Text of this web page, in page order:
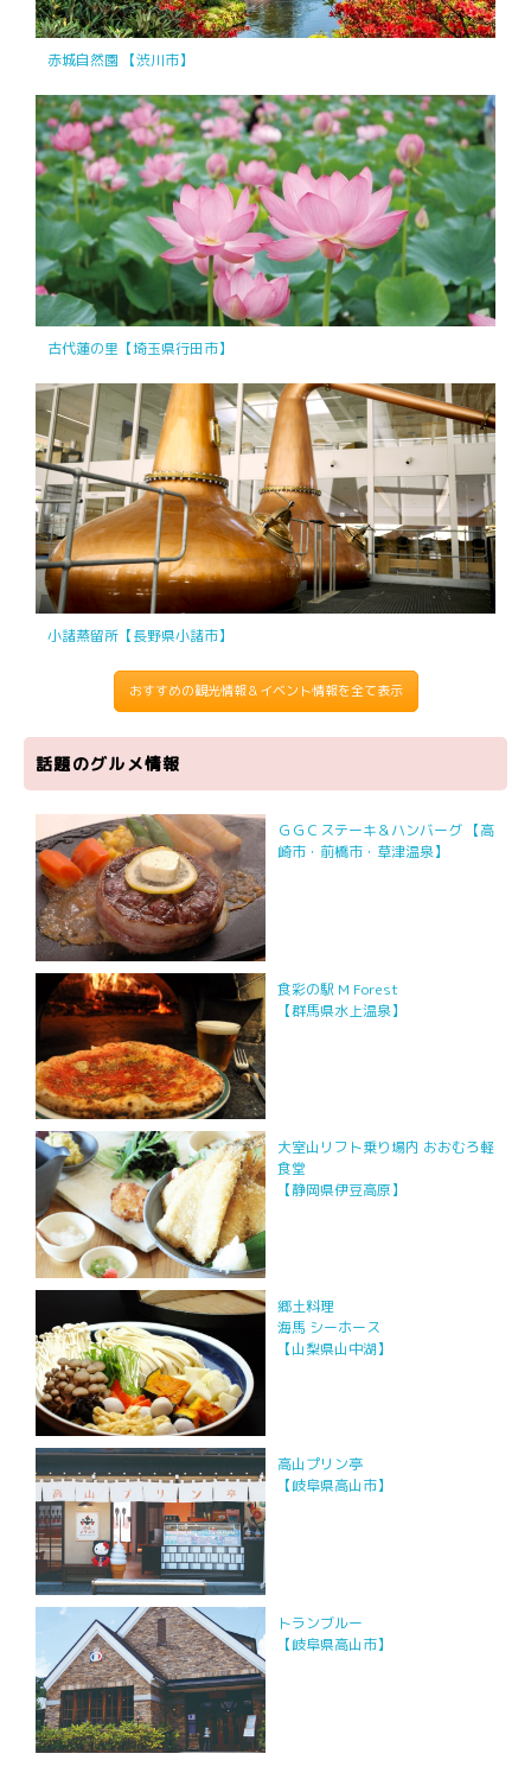
赤城自然園 【渋川市】
古代蓮の里【埼玉県行田市】
小諸蒸留所【長野県小諸市】
おすすめの観光情報＆イベント情報を全て表示
話題のグルメ情報
ＧＧＣステーキ＆ハンバーグ 【高
崎市・前橋市・草津温泉】
食彩の駅 M Forest
【群馬県水上温泉】
大室山リフト乗り場内 おおむろ軽
食堂
【静岡県伊豆高原】
郷土料理
海馬 シーホース
【山梨県山中湖】
高山プリン亭
【岐阜県高山市】
トランブルー
【岐阜県高山市】